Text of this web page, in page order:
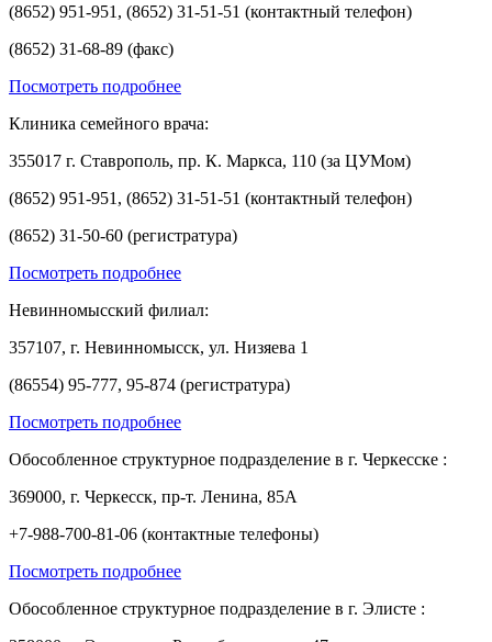
(8652) 951-951, (8652) 31-51-51 (контактный телефон)
(8652) 31-68-89 (факс)
Посмотреть подробнее
Клиника семейного врача:
355017 г. Ставрополь, пр. К. Маркса, 110 (за ЦУМом)
(8652) 951-951, (8652) 31-51-51 (контактный телефон)
(8652) 31-50-60 (регистратура)
Посмотреть подробнее
Невинномысский филиал:
357107, г. Невинномысск, ул. Низяева 1
(86554) 95-777, 95-874 (регистратура)
Посмотреть подробнее
Обособленное структурное подразделение в г. Черкесске :
369000, г. Черкесск, пр-т. Ленина, 85А
+7-988-700-81-06 (контактные телефоны)
Посмотреть подробнее
Обособленное структурное подразделение в г. Элисте :